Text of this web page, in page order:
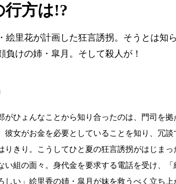
行方は!?
絵里花が計画した狂言誘拐。そうとは知
負けの姉・皐月。そして殺人が！
がひょんなことから知り合ったのは、門司を拠
彼女がお金を必要としていることを知り、冗談
りきり。こうしてひと夏の狂言誘拐がはじま
い組の面々。身代金を要求する電話を受け、「
しい」絵里香の姉・皐月が妹を救うべく立ち